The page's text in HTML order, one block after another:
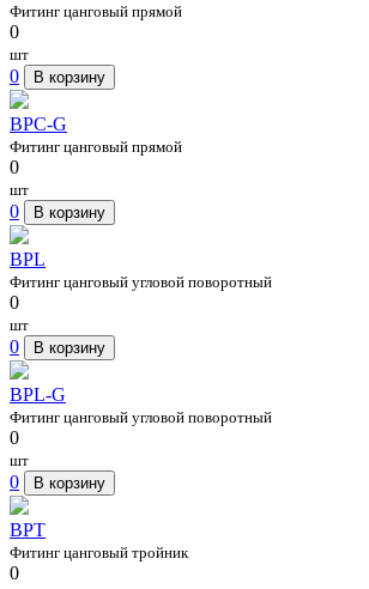
Фитинг цанговый прямой
0
шт
0 В корзину
BPC-G
Фитинг цанговый прямой
0
шт
0 В корзину
BPL
Фитинг цанговый угловой поворотный
0
шт
0 В корзину
BPL-G
Фитинг цанговый угловой поворотный
0
шт
0 В корзину
BPT
Фитинг цанговый тройник
0